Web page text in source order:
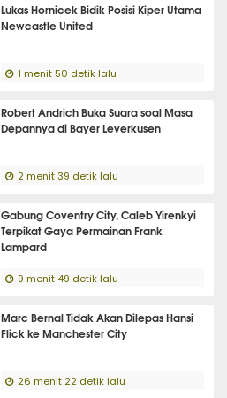
Lukas Hornicek Bidik Posisi Kiper Utama
Newcastle United
1 menit 50 detik lalu
Robert Andrich Buka Suara soal Masa
Depannya di Bayer Leverkusen
2 menit 39 detik lalu
Gabung Coventry City, Caleb Yirenkyi
Terpikat Gaya Permainan Frank
Lampard
9 menit 49 detik lalu
Marc Bernal Tidak Akan Dilepas Hansi
Flick ke Manchester City
26 menit 22 detik lalu